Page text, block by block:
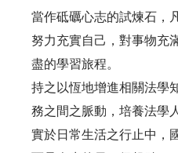
當作砥礪心志的試煉石，
努力充實自己，對事物充
盡的學習旅程。
持之以恆地增進相關法學
務之間之脈動，培養法學
實於日常生活之行止中，